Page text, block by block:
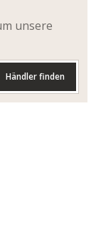
unsere
Händler finden